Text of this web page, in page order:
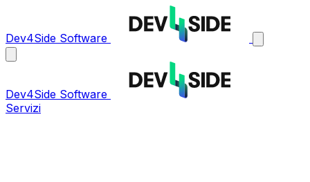
Dev4Side Software
Dev4Side Software
Servizi